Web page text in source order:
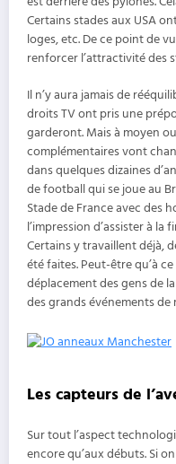
Certains stades aux USA
loges, etc. De ce point de
renforcer l’attractivité des
Il n’y aura jamais de
droits TV ont pris une
garderont. Mais à moyen
complémentaires vont
dans quelques dizaines
de football qui se joue au
Stade de France avec des
l’impression d’assister à la
Certains y travaillent déjà,
été faites. Peut-être qu’à
déplacement des gens de
des grands événements de
Les capteurs de
Sur tout l’aspect
encore qu’aux débuts. Si